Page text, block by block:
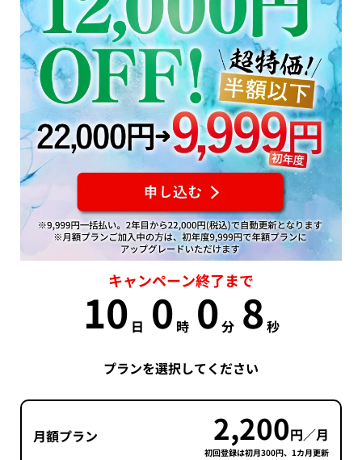
キャンペーン終了まで
10 日 0 時 0分 8 秒
プランを選択してください
月額プラン 2,200円／月
初回登録は初月300円、1カ月更新